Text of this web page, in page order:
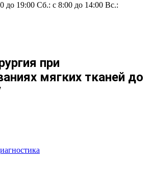
до 19:00 Сб.: с 8:00 до 14:00 Вс.:
при
мягких тканей до